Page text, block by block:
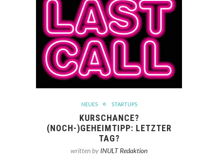
NEUES STARTUPS
KURSCHANCE?
(NOCH-)GEHEIMTIPP: LETZTER
TAG?
written by INULT Redaktion